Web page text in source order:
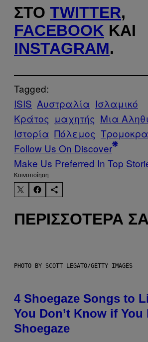
ΣΤΟ TWITTER,
FACEBOOK ΚΑΙ
INSTAGRAM.
Tagged:
ISIS Αυστραλία Ισλαμικό
Κράτος μαχητής Μια
Ιστορία Πόλεμος
Follow Us On Discover
Make Us Preferred In Top
Kοινοποίηση
ΠΕΡΙΣΣΌΤΕΡΑ
PHOTO BY SCOTT LEGATO/GETTY IMAGES
4 Shoegaze Songs to
You Don’t Know if You
Shoegaze